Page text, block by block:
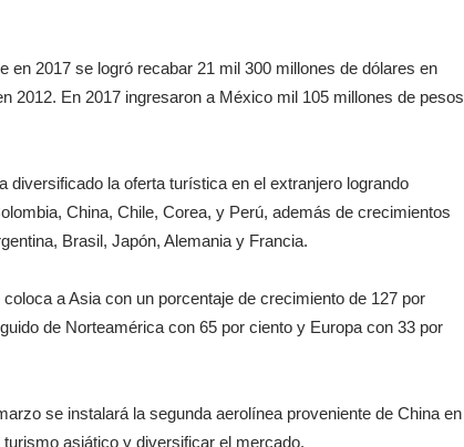
en 2017 se logró recabar 21 mil 300 millones de dólares en
2012. En 2017 ingresaron a México mil 105 millones de pesos
diversificado la oferta turística en el extranjero logrando
China, Chile, Corea, y Perú, además de crecimientos
Brasil, Japón, Alemania y Francia.
a Asia con un porcentaje de crecimiento de 127 por
de Norteamérica con 65 por ciento y Europa con 33 por
se instalará la segunda aerolínea proveniente de China en
asiático y diversificar el mercado.